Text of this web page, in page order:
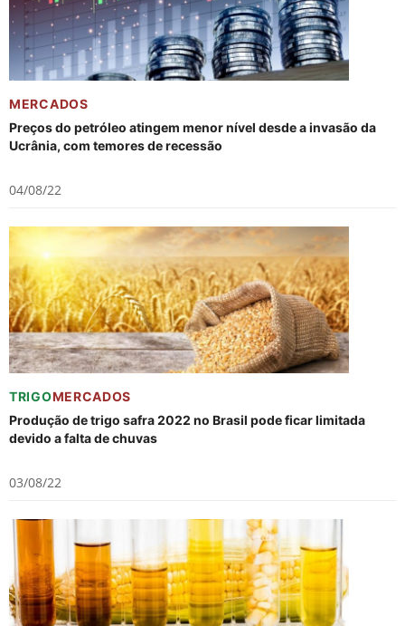
MERCADOS
Preços do petróleo atingem menor nível desde a invasão da
Ucrânia, com temores de recessão
04/08/22
TRIGOMERCADOS
Produção de trigo safra 2022 no Brasil pode ficar limitada
devido a falta de chuvas
03/08/22